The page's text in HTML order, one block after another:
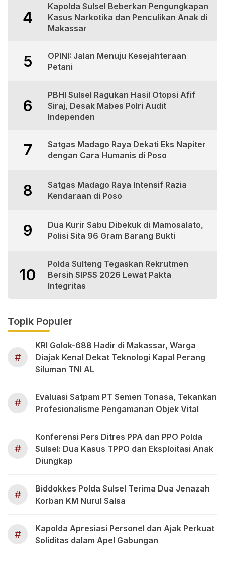
4
Kapolda Sulsel Beberkan Pengungkapan
Kasus Narkotika dan Penculikan Anak di
Makassar
5
OPINI: Jalan Menuju Kesejahteraan
Petani
6
PBHI Sulsel Ragukan Hasil Otopsi Afif
Siraj, Desak Mabes Polri Audit
Independen
7
Satgas Madago Raya Dekati Eks Napiter
dengan Cara Humanis di Poso
8
Satgas Madago Raya Intensif Razia
Kendaraan di Poso
9
Dua Kurir Sabu Dibekuk di Mamosalato,
Polisi Sita 96 Gram Barang Bukti
10
Polda Sulteng Tegaskan Rekrutmen
Bersih SIPSS 2026 Lewat Pakta
Integritas
Topik Populer
#
KRI Golok-688 Hadir di Makassar, Warga
Diajak Kenal Dekat Teknologi Kapal Perang
Siluman TNI AL
#
Evaluasi Satpam PT Semen Tonasa, Tekankan
Profesionalisme Pengamanan Objek Vital
#
Konferensi Pers Ditres PPA dan PPO Polda
Sulsel: Dua Kasus TPPO dan Eksploitasi Anak
Diungkap
#
Biddokkes Polda Sulsel Terima Dua Jenazah
Korban KM Nurul Salsa
#
Kapolda Apresiasi Personel dan Ajak Perkuat
Soliditas dalam Apel Gabungan